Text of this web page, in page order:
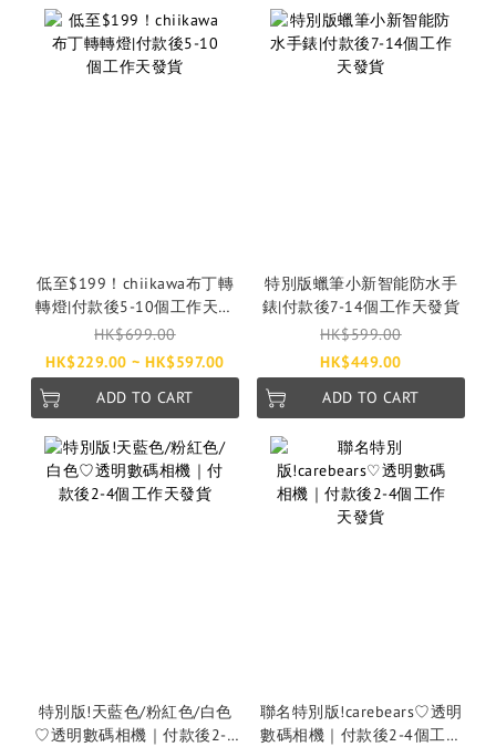
低至$199！chiikawa布丁轉
轉燈|付款後5-10個工作天發
貨
HK$699.00
HK$229.00 ~ HK$597.00
ADD TO CART
特別版蠟筆小新智能防水手
錶|付款後7-14個工作天發貨
HK$599.00
HK$449.00
ADD TO CART
特別版!天藍色/粉紅色/白色
♡透明數碼相機｜付款後2-4
聯名特別版!carebears♡透明
數碼相機｜付款後2-4個工作